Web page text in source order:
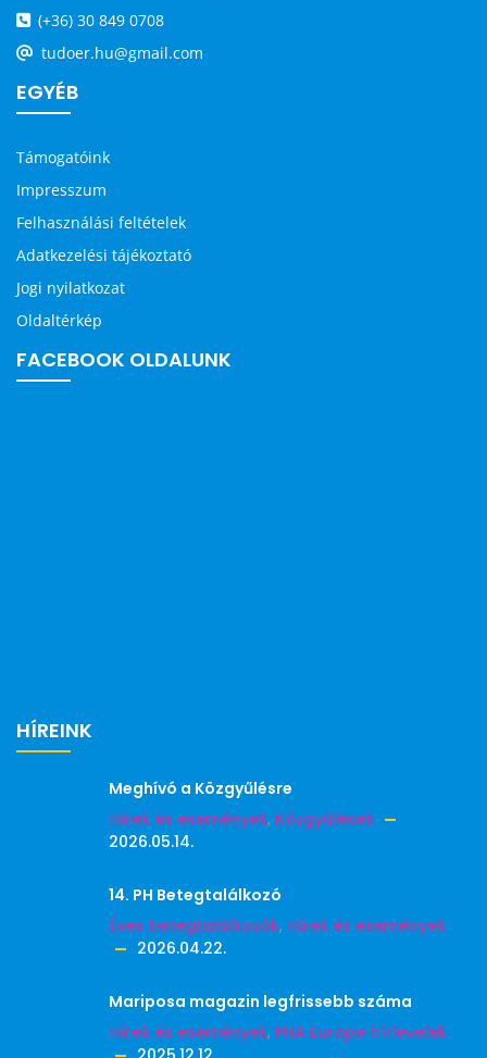
(+36) 30 849 0708
tudoer.hu@gmail.com
EGYÉB
Támogatóink
Impresszum
Felhasználási feltételek
Adatkezelési tájékoztató
Jogi nyilatkozat
Oldaltérkép
FACEBOOK OLDALUNK
HÍREINK
Meghívó a Közgyűlésre
Hírek és események, Közgyűlések
2026.05.14.
14. PH Betegtalálkozó
Éves betegtalálkozók, Hírek és események
2026.04.22.
Mariposa magazin legfrissebb száma
Hírek és események, PHA Europe hírlevelek